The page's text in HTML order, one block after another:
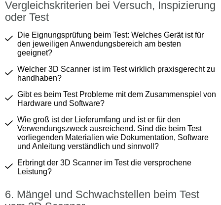
Vergleichskriterien bei Versuch, Inspizierung
oder Test
Die Eignungsprüfung beim Test: Welches Gerät ist für
den jeweiligen Anwendungsbereich am besten
geeignet?
Welcher 3D Scanner ist im Test wirklich praxisgerecht zu
handhaben?
Gibt es beim Test Probleme mit dem Zusammenspiel von
Hardware und Software?
Wie groß ist der Lieferumfang und ist er für den
Verwendungszweck ausreichend. Sind die beim Test
vorliegenden Materialien wie Dokumentation, Software
und Anleitung verständlich und sinnvoll?
Erbringt der 3D Scanner im Test die versprochene
Leistung?
Mängel und Schwachstellen beim Test